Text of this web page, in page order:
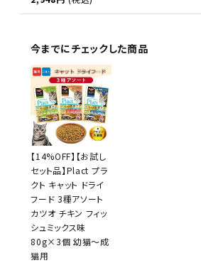
今までにチェックした商品
【14%OFF】【お試し
セット品】Plact プラ
クト キャット ドライ
フード 3種アソート
カツオ チキン フィッ
シュミックス味
80g×3個 幼猫～成
猫用